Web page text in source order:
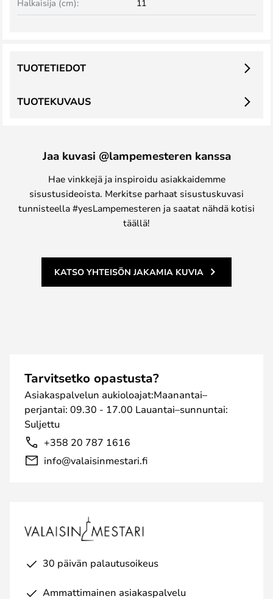
Halkaisija (cm): 11
TUOTEKUVAUS
TUOTETIEDOT
Jaa kuvasi @lampemesteren kanssa
Hae vinkkejä ja inspiroidu asiakkaidemme
sisustusideoista. Merkitse parhaat sisustuskuvasi
tunnisteella #yesLampemesteren ja saatat nähdä kotisi
täällä!
KATSO YHTEISÖN JAKAMIA KUVIA
Tarvitsetko opastusta?
Asiakaspalvelun aukioloajat:Maanantai–
perjantai: 09.30 - 17.00 Lauantai–sunnuntai:
Suljettu
+358 20 787 1616
info@valaisinmestari.fi
30 päivän palautusoikeus
Ammattimainen asiakaspalvelu